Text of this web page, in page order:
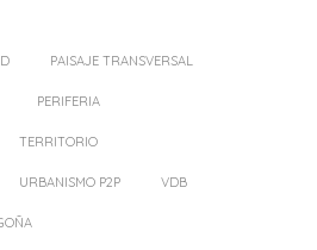
PAISAJE TRANSVERSAL
PERIFERIA
TERRITORIO
URBANISMO P2P VDB